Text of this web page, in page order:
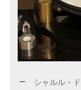
シャルル・